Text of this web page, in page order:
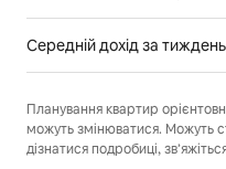
Середній дохідза тиждень
Планування квартир
можуть змінюватися. Можуть
дізнатися подробиці,